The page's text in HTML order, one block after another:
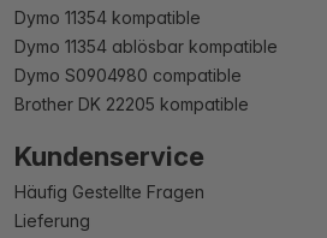
Dymo 11354 kompatible
Dymo 11354 ablösbar kompatible
Dymo S0904980 compatible
Brother DK 22205 kompatible
Kundenservice
Häufig Gestellte Fragen
Lieferung